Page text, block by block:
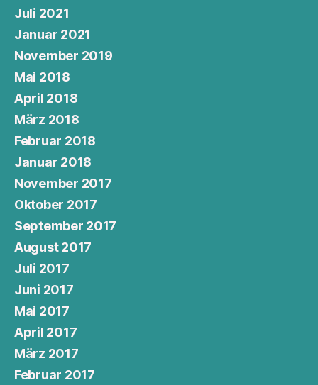
Juli 2021
Januar 2021
November 2019
Mai 2018
April 2018
März 2018
Februar 2018
Januar 2018
November 2017
Oktober 2017
September 2017
August 2017
Juli 2017
Juni 2017
Mai 2017
April 2017
März 2017
Februar 2017